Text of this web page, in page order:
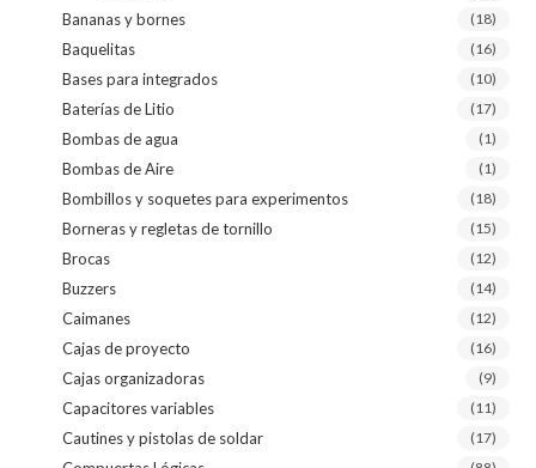
Bananas y bornes (18)
Baquelitas (16)
Bases para integrados (10)
Baterías de Litio (17)
Bombas de agua (1)
Bombas de Aire (1)
Bombillos y soquetes para experimentos (18)
Borneras y regletas de tornillo (15)
Brocas (12)
Buzzers (14)
Caimanes (12)
Cajas de proyecto (16)
Cajas organizadoras (9)
Capacitores variables (11)
Cautines y pistolas de soldar (17)